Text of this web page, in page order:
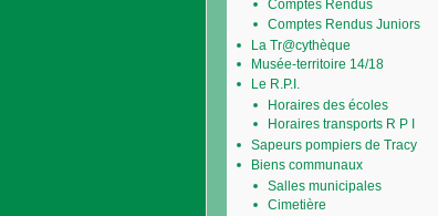
Comptes Rendus
Comptes Rendus Juniors
La Tr@cythèque
Musée-territoire 14/18
Le R.P.I.
Horaires des écoles
Horaires transports R P I
Sapeurs pompiers de Tracy
Biens communaux
Salles municipales
Cimetière